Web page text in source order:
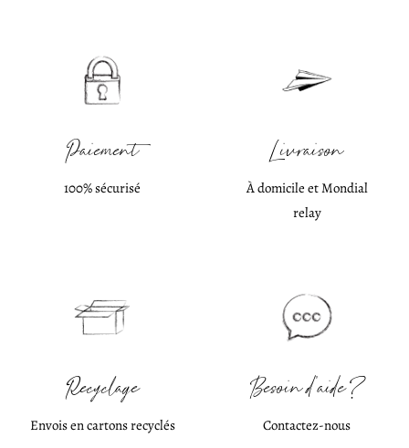
Paiement
100% sécurisé
Livraison
À domicile et Mondial
relay
Recyclage
Envois en cartons recyclés
Besoin d'aide ?
Contactez-nous